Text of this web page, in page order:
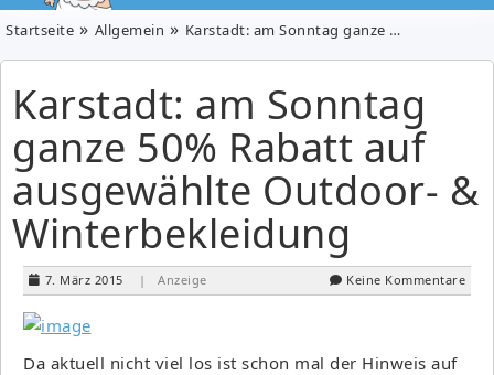
Startseite Allgemein Karstadt: am Sonntag ganze 50% Rabatt auf ausgewählte Outdoor- & Winterbekleidung
Karstadt: am Sonntag
ganze 50% Rabatt auf
ausgewählte Outdoor- &
Winterbekleidung
7. März 2015 | Anzeige Keine Kommentare
Da aktuell nicht viel los ist schon mal der Hinweis auf